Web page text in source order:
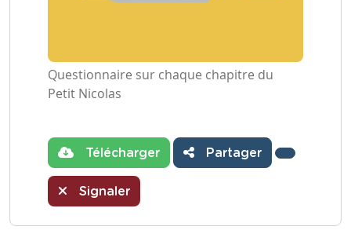
Questionnaire sur chaque chapitre du
Petit Nicolas
Télécharger Partager
Signaler